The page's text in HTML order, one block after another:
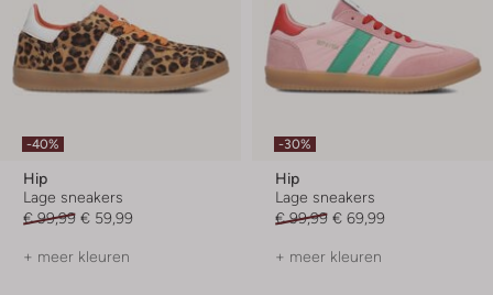
-40%
Hip
Lage sneakers
€ 99,99 € 59,99
+ meer kleuren
-30%
Hip
Lage sneakers
€ 99,99 € 69,99
+ meer kleuren